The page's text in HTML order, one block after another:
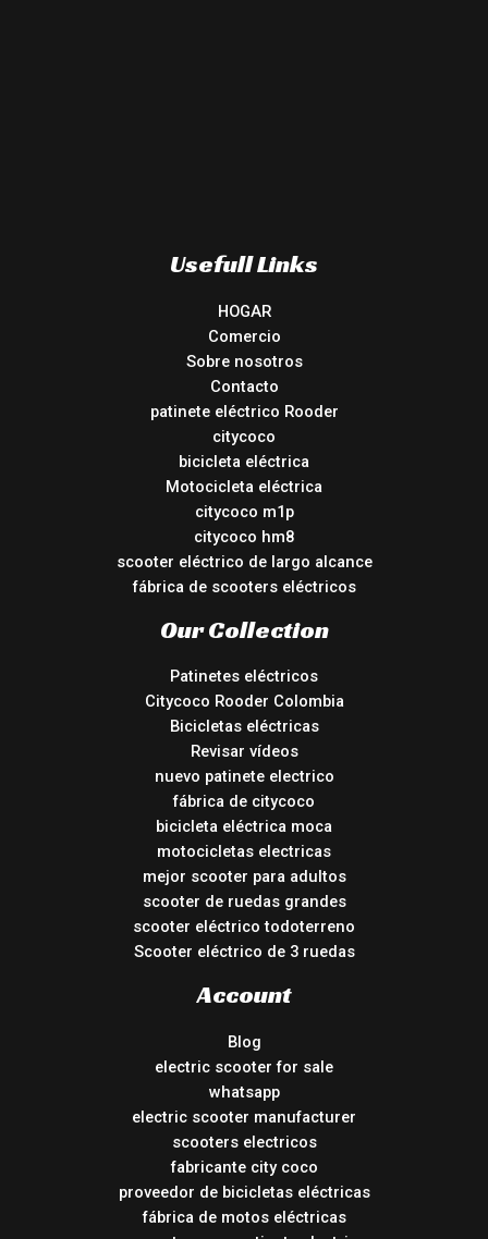
Usefull Links
HOGAR
Comercio
Sobre nosotros
Contacto
patinete eléctrico Rooder
citycoco
bicicleta eléctrica
Motocicleta eléctrica
citycoco m1p
citycoco hm8
scooter eléctrico de largo alcance
fábrica de scooters eléctricos
Our Collection
Patinetes eléctricos
Citycoco Rooder Colombia
Bicicletas eléctricas
Revisar vídeos
nuevo patinete electrico
fábrica de citycoco
bicicleta eléctrica moca
motocicletas electricas
mejor scooter para adultos
scooter de ruedas grandes
scooter eléctrico todoterreno
Scooter eléctrico de 3 ruedas
Account
Blog
electric scooter for sale
whatsapp
electric scooter manufacturer
scooters electricos
fabricante city coco
proveedor de bicicletas eléctricas
fábrica de motos eléctricas